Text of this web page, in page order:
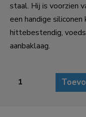
staal. Hij is voorzien
een handige
hittebestendig,
aanbaklaag.
Good